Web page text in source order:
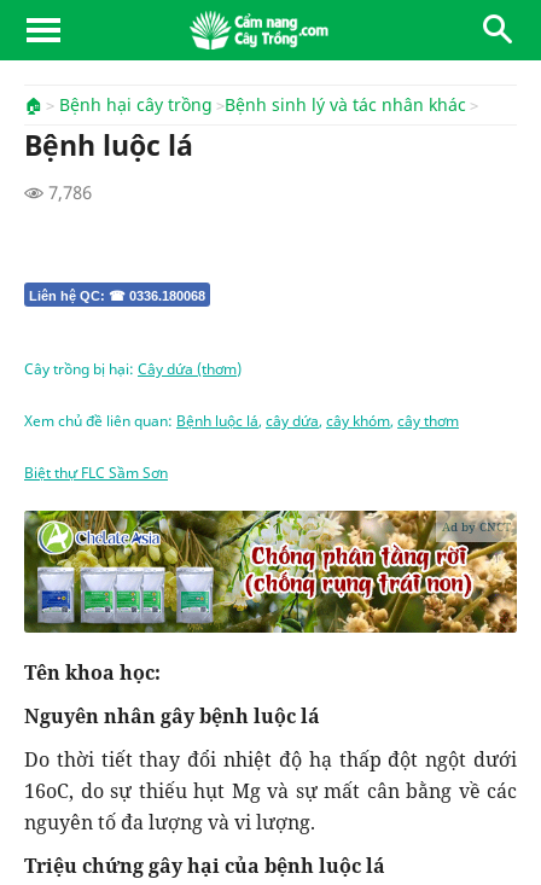
🏠 Bệnh hại cây trồng Bệnh sinh lý và tác nhân khác
Bệnh luộc lá
7,786
Liên hệ QC: ☎ 0336.180068
Cây trồng bị hại: Cây dứa (thơm)
Xem chủ đề liên quan: Bệnh luộc lá, cây dứa, cây khóm, cây thơm
Biệt thự FLC Sầm Sơn
Ad by CNCT
Tên khoa học:
Nguyên nhân gây bệnh luộc lá
Do thời tiết thay đổi nhiệt độ hạ thấp đột ngột dưới
16oC, do sự thiếu hụt Mg và sự mất cân bằng về các
nguyên tố đa lượng và vi lượng.
Triệu chứng gây hại của bệnh luộc lá